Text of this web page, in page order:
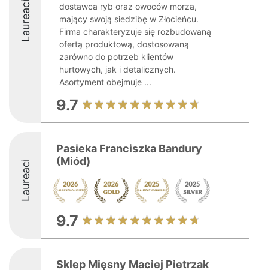
Laureaci
dostawca ryb oraz owoców morza,
mający swoją siedzibę w Złocieńcu.
Firma charakteryzuje się rozbudowaną
ofertą produktową, dostosowaną
zarówno do potrzeb klientów
hurtowych, jak i detalicznych.
Asortyment obejmuje ...
9.7
Laureaci
Pasieka Franciszka Bandury
(Miód)
9.7
Sklep Mięsny Maciej Pietrzak